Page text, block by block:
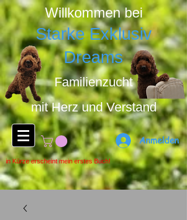
Willkommen bei
Starke Exklusiv
Dreams
Familienzucht
mit Herz und Verstand
Anmelden
in Kürze erscheint mein erstes Buch!